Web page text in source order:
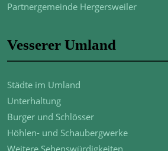
Partnergemeinde Hergersweiler
Vesserer Umland
Städte im Umland
Unterhaltung
Burger und Schlösser
Höhlen- und Schaubergwerke